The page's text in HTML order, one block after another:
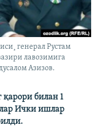
генерал Рустам
лавозимига
Азизов.
билан 1
Ички ишлар